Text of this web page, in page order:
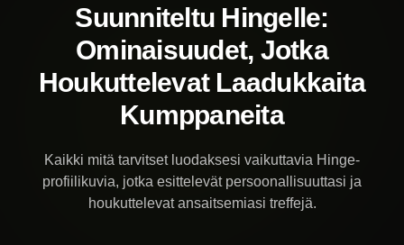
Suunniteltu Hingelle:
Ominaisuudet, Jotka
Houkuttelevat Laadukkaita
Kumppaneita
Kaikki mitä tarvitset luodaksesi vaikuttavia Hinge-
profiilikuvia, jotka esittelevät persoonallisuuttasi ja
houkuttelevat ansaitsemiasi treffejä.